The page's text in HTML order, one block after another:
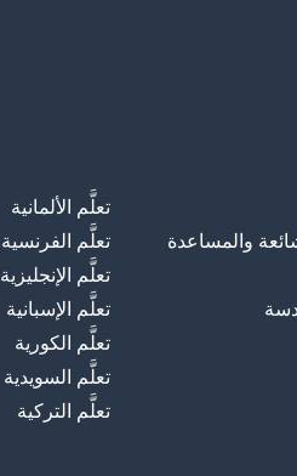
والمساعدة
تعلَّم الألمانية
تعلَّم الفرنسية
تعلَّم الإنجليزية
تعلَّم الإسبانية
تعلَّم الكورية
تعلَّم السويدية
تعلَّم التركية